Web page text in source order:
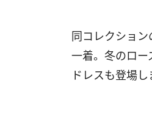
同コレクショ
一着。冬のロー
ドレスも登場し